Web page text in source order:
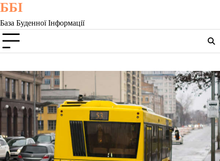
Skip
content
ББІ
База Буденної Інформації